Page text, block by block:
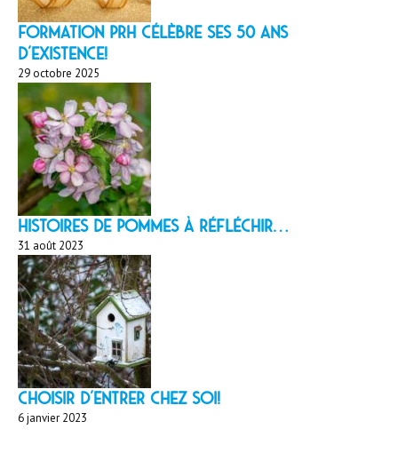
Formation PRH célèbre ses 50 ans
d’existence!
29 octobre 2025
HISTOIRES DE POMMES À réfléchir…
31 août 2023
Choisir d'entrer chez soi!
6 janvier 2023